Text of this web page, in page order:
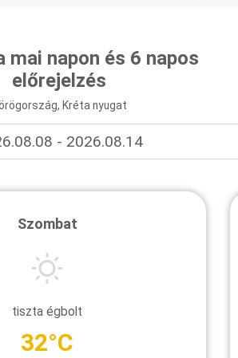
mai napon és 6 napos
előrejelzés
Kréta nyugat
- 2026.08.14
Szombat
tiszta égbolt
32°C